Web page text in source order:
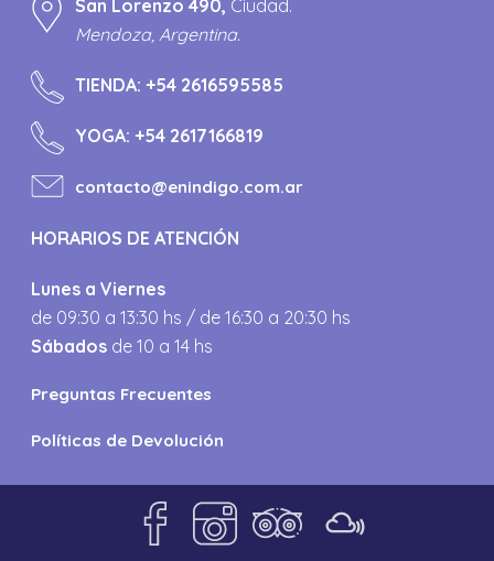
San Lorenzo 490, Ciudad.
Mendoza, Argentina.
TIENDA:+54 2616595585
YOGA:+54 2617166819
contacto@enindigo.com.ar
HORARIOS DE ATENCIÓN
Lunes a Viernes
de 09:30 a 13:30 hs / de 16:30 a 20:30 hs
Sábados de 10 a 14 hs
Preguntas Frecuentes
Políticas de Devolución